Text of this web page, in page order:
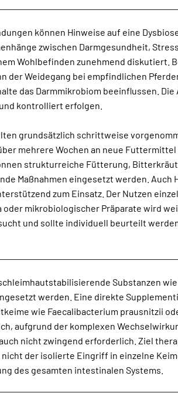
können Hinweise auf eine
kontrolliert erfolgen.
grundsätzlich schrittweise
mehrere Wochen an neue Futtermittel
strukturreiche Fütterung,
Maßnahmen eingesetzt werden. Auch
zum Einsatz. Der Nutzen
mikrobiologischer Präparate wird
und sollte individuell beurteilt
Substanzen
des gesamten intestinalen Systems.